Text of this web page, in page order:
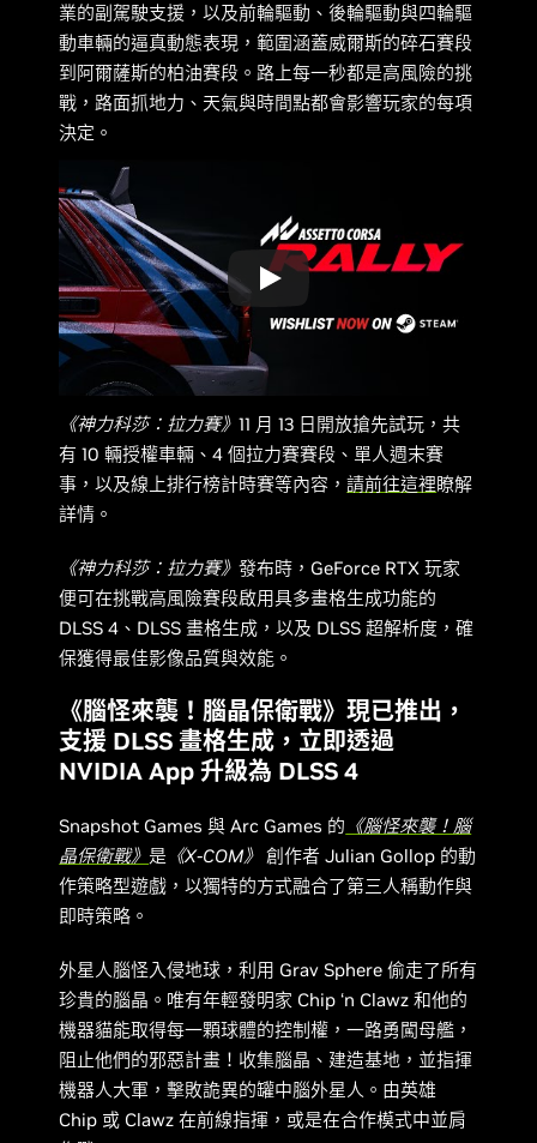
業的副駕駛支援，以及前輪驅動、後輪驅動與四輪驅
動車輛的逼真動態表現，範圍涵蓋威爾斯的碎石賽段
到阿爾薩斯的柏油賽段。路上每一秒都是高風險的挑
戰，路面抓地力、天氣與時間點都會影響玩家的每項
決定。
《神力科莎：拉力賽》11 月 13 日開放搶先試玩，共
有 10 輛授權車輛、4 個拉力賽賽段、單人週末賽
事，以及線上排行榜計時賽等內容，請前往這裡瞭解
詳情。
《神力科莎：拉力賽》發布時，GeForce RTX 玩家
便可在挑戰高風險賽段啟用具多畫格生成功能的
DLSS 4、DLSS 畫格生成，以及 DLSS 超解析度，確
保獲得最佳影像品質與效能。
《腦怪來襲！腦晶保衛戰》現已推出，
支援 DLSS 畫格生成，立即透過
NVIDIA App 升級為 DLSS 4
Snapshot Games 與 Arc Games 的 《腦怪來襲！腦
晶保衛戰》 是 《X-COM》 創作者 Julian Gollop 的動
作策略型遊戲，以獨特的方式融合了第三人稱動作與
即時策略。
外星人腦怪入侵地球，利用 Grav Sphere 偷走了所有
珍貴的腦晶。唯有年輕發明家 Chip ‘n Clawz 和他的
機器貓能取得每一顆球體的控制權，一路勇闖母艦，
阻止他們的邪惡計畫！收集腦晶、建造基地，並指揮
機器人大軍，擊敗詭異的罐中腦外星人。由英雄
Chip 或 Clawz 在前線指揮，或是在合作模式中並肩